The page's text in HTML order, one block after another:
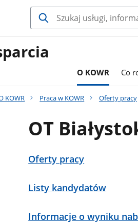
O KOWR Co
KOWR Praca w KOWR Oferty pracy
OT
Oferty pracy
Listy kandydatów
Informacje o wyniku